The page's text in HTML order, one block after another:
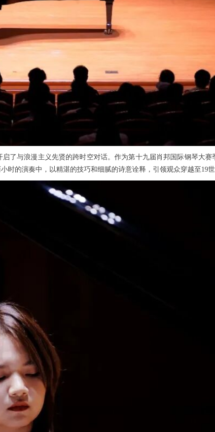
了与浪漫主义先贤的跨时空对话。作为第十九届肖邦国际钢琴大
的演奏中，以精湛的技巧和细腻的诗意诠释，引领观众穿越至19世